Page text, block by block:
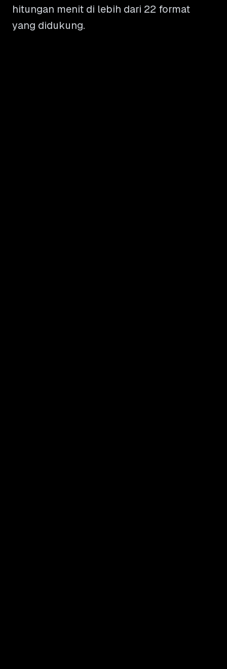
hitungan menit di lebih dari 22 format
yang didukung.